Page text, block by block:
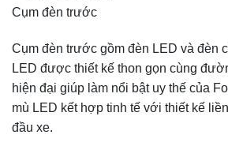
Cụm đèn trước
Cụm đèn trước gồm đèn LED và đèn
LED được thiết kế thon gọn cùng
hiện đại giúp làm nổi bật uy thế của
mù LED kết hợp tinh tế với thiết kế
đầu xe.